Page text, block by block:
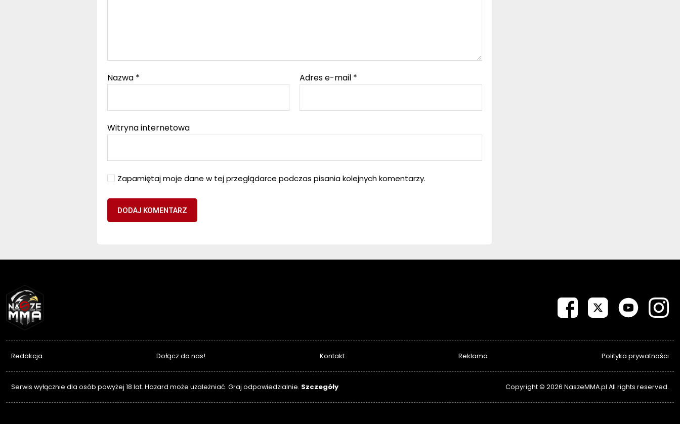
Nazwa * Adres e-mail *
Witryna internetowa
Zapamiętaj moje dane w tej przeglądarce podczas pisania kolejnych komentarzy.
Redakcja Dołącz do nas! Kontakt Reklama Polityka prywatności
Serwis wyłącznie dla osób powyżej 18 lat. Hazard może uzależniać. Graj odpowiedzialnie. Szczegóły Copyright © 2026 NaszeMMA.pl All rights reserved.